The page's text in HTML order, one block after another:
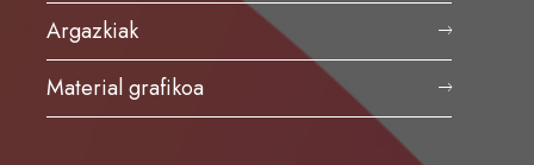
Argazkiak
Material grafikoa